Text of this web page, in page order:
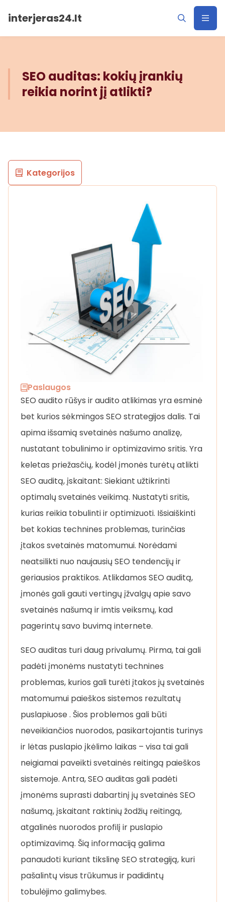
interjeras24.lt
SEO auditas: kokių įrankių
reikia norint jį atlikti?
Paslaugos
SEO audito rūšys ir audito atlikimas yra esminė
bet kurios sėkmingos SEO strategijos dalis. Tai
apima išsamią svetainės našumo analizę,
nustatant tobulinimo ir optimizavimo sritis. Yra
keletas priežasčių, kodėl įmonės turėtų atlikti
SEO auditą, įskaitant: Siekiant užtikrinti
optimalų svetainės veikimą. Nustatyti sritis,
kurias reikia tobulinti ir optimizuoti. Išsiaiškinti
bet kokias technines problemas, turinčias
įtakos svetainės matomumui. Norėdami
neatsilikti nuo naujausių SEO tendencijų ir
geriausios praktikos. Atlikdamos SEO auditą,
įmonės gali gauti vertingų įžvalgų apie savo
svetainės našumą ir imtis veiksmų, kad
pagerintų savo buvimą internete.
SEO auditas turi daug privalumų. Pirma, tai gali
padėti įmonėms nustatyti technines
problemas, kurios gali turėti įtakos jų svetainės
matomumui paieškos sistemos rezultatų
puslapiuose . Šios problemos gali būti
neveikiančios nuorodos, pasikartojantis turinys
ir lėtas puslapio įkėlimo laikas – visa tai gali
neigiamai paveikti svetainės reitingą paieškos
sistemoje. Antra, SEO auditas gali padėti
įmonėms suprasti dabartinį jų svetainės SEO
našumą, įskaitant raktinių žodžių reitingą,
atgalinės nuorodos profilį ir puslapio
optimizavimą. Šią informaciją galima
panaudoti kuriant tikslinę SEO strategiją, kuri
pašalintų visus trūkumus ir padidintų
tobulėjimo galimybes.
Kategorijos